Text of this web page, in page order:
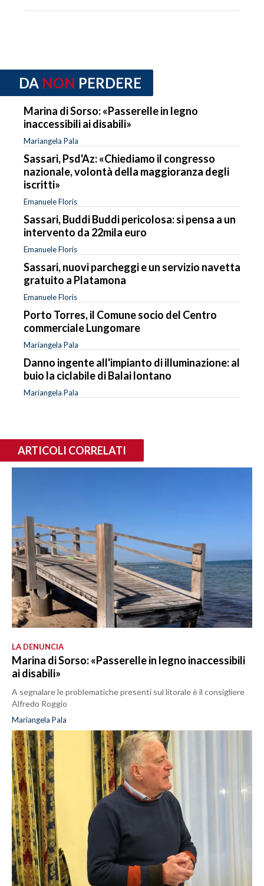
DA NON PERDERE
Marina di Sorso: «Passerelle in legno
inaccessibili ai disabili»
Mariangela Pala
Sassari, Psd'Az: «Chiediamo il congresso
nazionale, volontà della maggioranza degli
iscritti»
Emanuele Floris
Sassari, Buddi Buddi pericolosa: si pensa a un
intervento da 22mila euro
Emanuele Floris
Sassari, nuovi parcheggi e un servizio navetta
gratuito a Platamona
Emanuele Floris
Porto Torres, il Comune socio del Centro
commerciale Lungomare
Mariangela Pala
Danno ingente all'impianto di illuminazione: al
buio la ciclabile di Balai lontano
Mariangela Pala
ARTICOLI CORRELATI
LA DENUNCIA
Marina di Sorso: «Passerelle in legno inaccessibili
ai disabili»
A segnalare le problematiche presenti sul litorale è il consigliere
Alfredo Roggio
Mariangela Pala